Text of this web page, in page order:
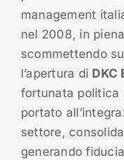
management
nel 2008, in
scommettendo
l’apertura di DKC
fortunata politica
portato
settore,
generando